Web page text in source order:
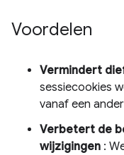
Voordelen
Vermindert
sessiecookies
vanaf een
Verbetert de
wijzigingen :